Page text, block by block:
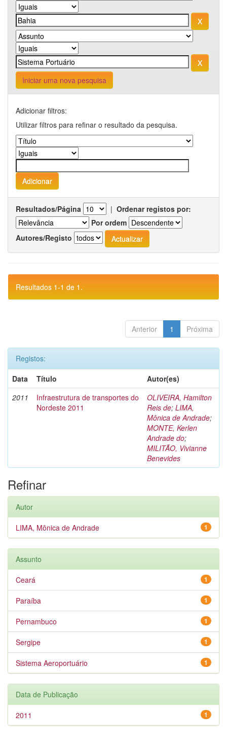
Iniciar uma nova pesquisa
Adicionar filtros:
Utilizar filtros para refinar o resultado da pesquisa.
Resultados/Página | Ordenar registos por:
Por ordem
Autores/Registo
Resultados 1-1 de 1.
Anterior 1 Próxima
Registos:
Data
Título
Autor(es)
2011
Infraestrutura de transportes do
Nordeste 2011
OLIVEIRA, Hamilton
Reis de; LIMA,
Mônica de Andrade;
MONTE, Kerlen
Andrade do;
MILITÃO, Vivianne
Benevides
Refinar
Autor
1
LIMA, Mônica de Andrade
Assunto
1
Ceará
1
Paraíba
1
Pernambuco
1
Sergipe
1
Sistema Aeroportuário
Data de Publicação
1
2011